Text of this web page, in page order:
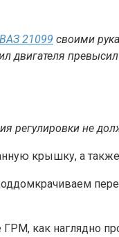
21099 своими
двигателя
регулировки не
крышку, а
как наглядно